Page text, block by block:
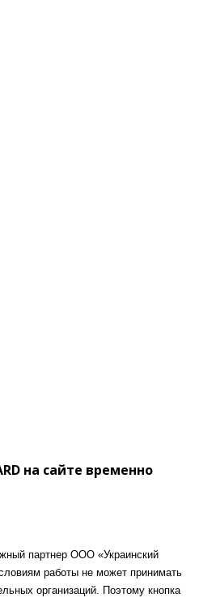
на сайте временно
партнер ООО «Украинский
работы не может принимать
организаций. Поэтому кнопка